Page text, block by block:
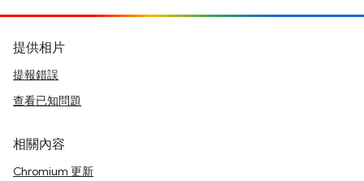
提供相片
提報錯誤
查看已知問題
相關內容
Chromium 更新